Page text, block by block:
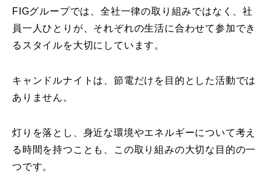
FIGグループでは、全社一律の取り組みではなく、社
員一人ひとりが、それぞれの生活に合わせて参加でき
るスタイルを大切にしています。
キャンドルナイトは、節電だけを目的とした活動では
ありません。
灯りを落とし、身近な環境やエネルギーについて考え
る時間を持つことも、この取り組みの大切な目的の一
つです。